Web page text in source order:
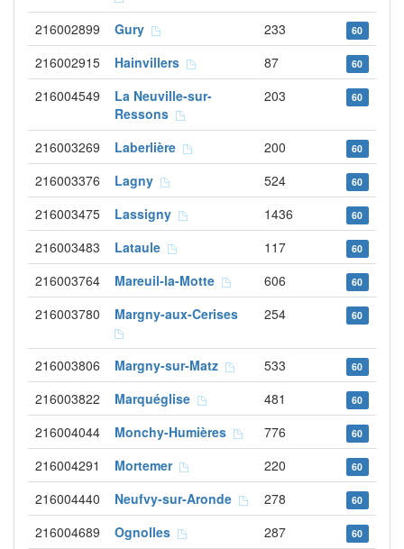
216002899 Gury 233 60
216002915 Hainvillers 87 60
216004549
La Neuville-sur-
Ressons
203 60
216003269 Laberlière 200 60
216003376 Lagny 524 60
216003475 Lassigny 1436 60
216003483 Lataule 117 60
216003764 Mareuil-la-Motte 606 60
216003780 Margny-aux-Cerises 254 60
216003806 Margny-sur-Matz 533 60
216003822 Marquéglise 481 60
216004044 Monchy-Humières 776 60
216004291 Mortemer 220 60
216004440 Neufvy-sur-Aronde 278 60
216004689 Ognolles 287 60